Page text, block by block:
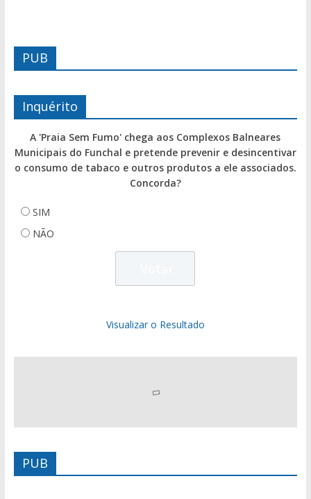
PUB
Inquérito
A 'Praia Sem Fumo' chega aos Complexos Balneares
Municipais do Funchal e pretende prevenir e desincentivar
o consumo de tabaco e outros produtos a ele associados.
Concorda?
SIM
NÃO
Visualizar o Resultado
PUB